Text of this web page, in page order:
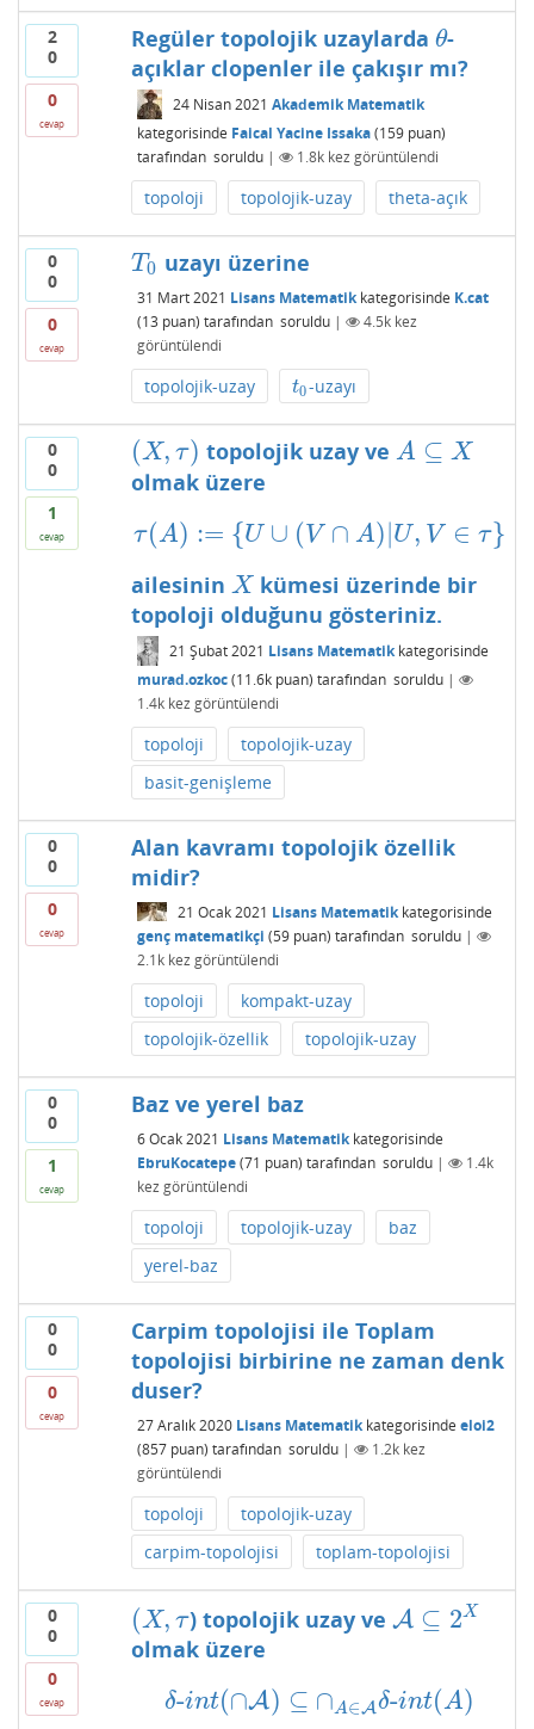
2
0
0
cevap
Regüler topolojik uzaylarda θ
θ-
açıklar clopenler ile çakışır mı?
24 Nisan 2021 Akademik Matematik
kategorisinde Faical Yacine Issaka (159puan)
tarafından soruldu | 1.8kkez görüntülendi
topoloji topolojik-uzay theta-açık
0
0
0
cevap
T0
T0 uzayı üzerine
31 Mart 2021 Lisans Matematikkategorisinde K.cat
(13 puan) tarafından soruldu | 4.5kkez
görüntülendi
topolojik-uzay t0
t0-uzayı
0
0
1
cevap
(X, τ)
(X,τ) topolojik uzay ve A ⊆ X
A⊆X
olmak üzere
τ(A) := {U ∪ (V ∩ A)|U, V ∈ τ}
τ(A) :={ U∪(V∩ A) |U,V∈τ }
ailesinin X
X kümesi üzerinde bir
topoloji olduğunu gösteriniz.
21 Şubat 2021 Lisans Matematikkategorisinde
murad.ozkoc (11.6kpuan) tarafından soruldu |
1.4kkez görüntülendi
topoloji
topolojik-uzay
basit-genişleme
0
0
0
cevap
Alan kavramı topolojik özellik
midir?
21 Ocak 2021 Lisans Matematikkategorisinde
genç matematikçi (59puan) tarafından soruldu |
2.1kkez görüntülendi
topoloji
kompakt-uzay
topolojik-özellik
topolojik-uzay
0
0
1
cevap
Baz ve yerel baz
6 Ocak 2021 Lisans Matematikkategorisinde
EbruKocatepe (71 puan) tarafından soruldu |
1.4k
kez görüntülendi
topoloji topolojik-uzay
baz
yerel-baz
0
0
0
cevap
Carpim topolojisi ile Toplam
topolojisi birbirine ne zaman denk
duser?
27 Aralık 2020 Lisans Matematikkategorisinde eloi2
(857puan) tarafından soruldu | 1.2kkez
görüntülendi
topoloji
topolojik-uzay
carpim-topolojisi
toplam-topolojisi
0
0
0
cevap
(X, τ
(X,τ ) topolojik uzay ve A ⊆ 2X
A⊆ 2X
olmak üzere
δ-int(∩A) ⊆ ∩A∈Aδ-int(A)
δ-int(∩A ⊆∩A∈Aδ-int(A)